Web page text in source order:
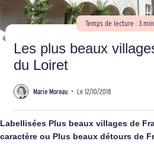
Temps de lecture : 3 min
Les plus beaux
du Loiret
Marie Moreau • Le 12/10/2018
Labellisées Plus beaux villages de
caractère ou Plus beaux détours de